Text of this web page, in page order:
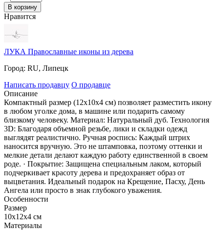
В корзину
Нравится
ЛУКА Православные иконы из дерева
Город: RU, Липецк
Написать продавцу О продавце
Описание
Компактный размер (12х10х4 см) позволяет разместить икону
в любом уголке дома, в машине или подарить самому
близкому человеку. Материал: Натуральный дуб. Технология
3D: Благодаря объемной резьбе, лики и складки одежд
выглядят реалистично. Ручная роспись: Каждый штрих
наносится вручную. Это не штамповка, поэтому оттенки и
мелкие детали делают каждую работу единственной в своем
роде. · Покрытие: Защищена специальным лаком, который
подчеркивает красоту дерева и предохраняет образ от
выцветания. Идеальный подарок на Крещение, Пасху, День
Ангела или просто в знак глубокого уважения.
Особенности
Размер
10х12х4 см
Материалы